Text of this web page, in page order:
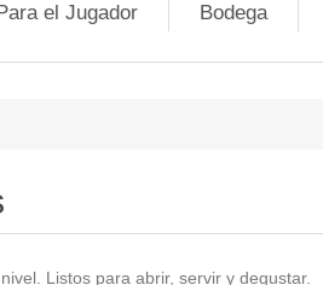
el Jugador Bodega
Listos para abrir, servir y degustar.